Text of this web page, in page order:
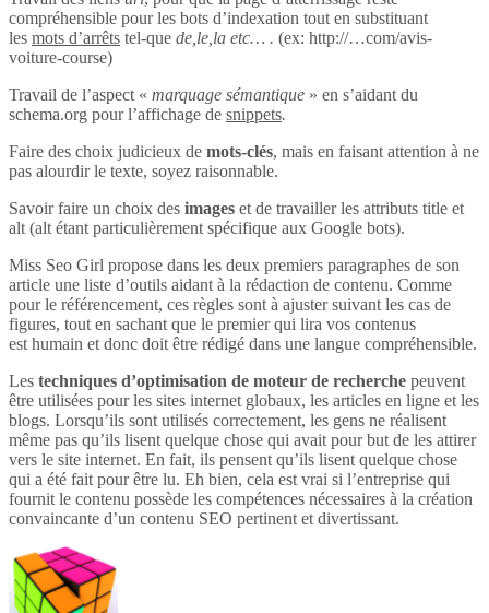
compréhensible pour les bots d’indexation tout en substituant
les mots d’arrêts tel-que de,le,la etc… . (ex: http://…com/avis-
voiture-course)
Travail de l’aspect « marquage sémantique » en s’aidant du
schema.org pour l’affichage de snippets.
Faire des choix judicieux de mots-clés, mais en faisant attention à ne
pas alourdir le texte, soyez raisonnable.
Savoir faire un choix des images et de travailler les attributs title et
alt (alt étant particulièrement spécifique aux Google bots).
Miss Seo Girl propose dans les deux premiers paragraphes de son
article une liste d’outils aidant à la rédaction de contenu. Comme
pour le référencement, ces règles sont à ajuster suivant les cas de
figures, tout en sachant que le premier qui lira vos contenus
est humain et donc doit être rédigé dans une langue compréhensible.
Les techniques d’optimisation de moteur de recherche peuvent
être utilisées pour les sites internet globaux, les articles en ligne et les
blogs. Lorsqu’ils sont utilisés correctement, les gens ne réalisent
même pas qu’ils lisent quelque chose qui avait pour but de les attirer
vers le site internet. En fait, ils pensent qu’ils lisent quelque chose
qui a été fait pour être lu. Eh bien, cela est vrai si l’entreprise qui
fournit le contenu possède les compétences nécessaires à la création
convaincante d’un contenu SEO pertinent et divertissant.